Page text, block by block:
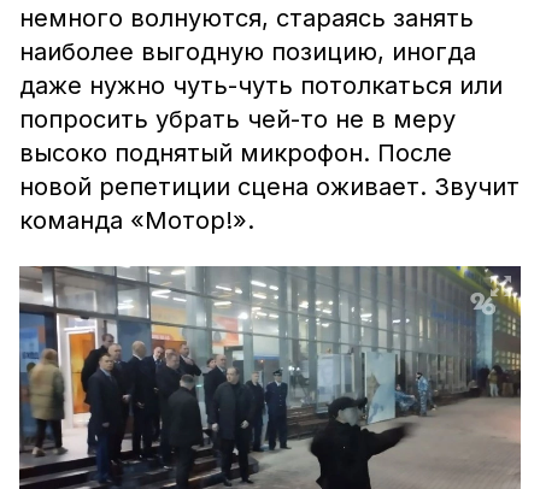
немного волнуются, стараясь занять
наиболее выгодную позицию, иногда
даже нужно чуть-чуть потолкаться или
попросить убрать чей-то не в меру
высоко поднятый микрофон. После
новой репетиции сцена оживает. Звучит
команда «Мотор!».